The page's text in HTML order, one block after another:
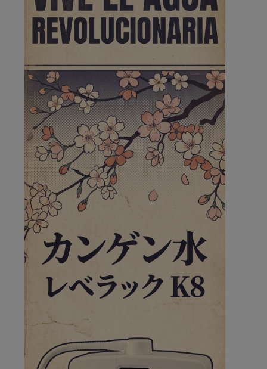
de la …
A ver si llega alguno que de verdad le importe la
Pozuelo de Alarcón
🔴 EXCLUSIVA | El comisario
de la …
Wayne Rooney era el comisario de pozuelo?
Pozuelo de Alarcón
🔴 EXCLUSIVA | El comisario
de la …